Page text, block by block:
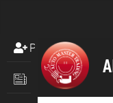
Регистрация
Новости